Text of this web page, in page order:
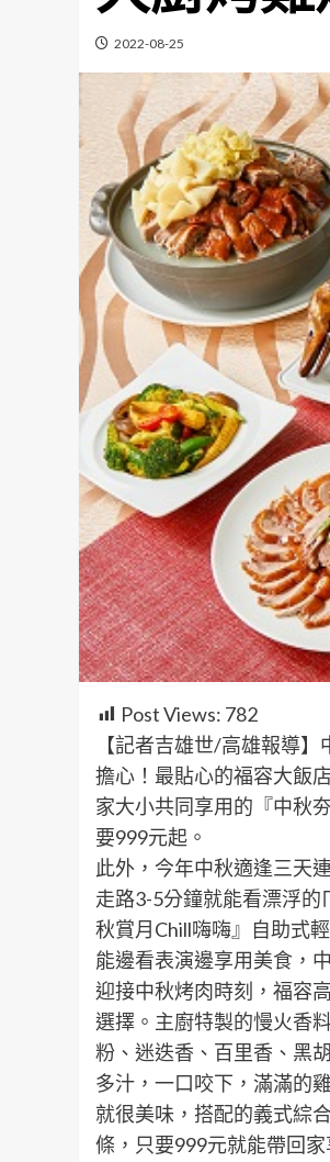
2022-08-25
Post Views: 782
【記者吉雄世/高雄報導
擔心！最貼心的福容大飯
家大小共同享用的『中秋
要999元起。
此外，今年中秋適逢三天
走路3-5分鐘就能看漂浮的
秋賞月Chill嗨嗨』自助式
能邊看表演邊享用美食，
迎接中秋烤肉時刻，福容
選擇。主廚特製的慢火香
粉、迷迭香、百里香、黑
多汁，一口咬下，滿滿的
就很美味，搭配的義式綜
條，只要999元就能帶回